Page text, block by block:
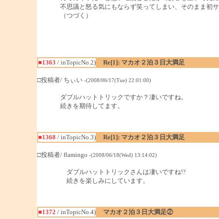
不思議と怒る気にもならず笑ってしまい、そのまま初サ
（つづく）
■1363 / inTopicNo.2)
Re[1]: マカオ２泊３日大満足
□投稿者/ ちぃい -(2008/06/17(Tue) 22:01:00)
ダブルハットトリックですか？凄いですね。
続きを期待してます。
■1368 / inTopicNo.3)
Re[1]: マカオ２泊３日大満足
□投稿者/ flamingo -(2008/06/18(Wed) 13:14:02)
ダブルハットトリックさんは凄いですね!?
続きを楽しみにしています。
■1372 / inTopicNo.4)
マカオ２泊３日大満足②